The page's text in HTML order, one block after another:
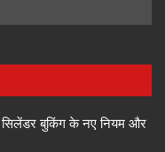
बुकिंग के नए नियम और